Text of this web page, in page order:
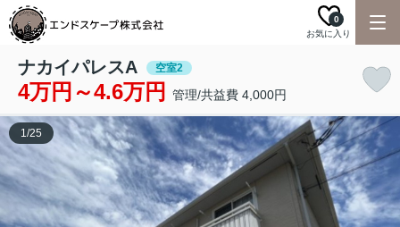
お気に入り
0
ナカイパレスA 空室2
4万円～4.6万円 管理/共益費 4,000円
1/25